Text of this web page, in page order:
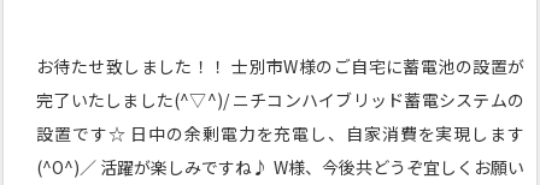
お待たせ致しました！！ 士別市W様のご自宅に蓄電池の設置が
完了いたしました(^▽^)/ ニチコンハイブリッド蓄電システムの
設置です☆ 日中の余剰電力を充電し、自家消費を実現します
(^O^)／ 活躍が楽しみですね♪ W様、今後共どうぞ宜しくお願い